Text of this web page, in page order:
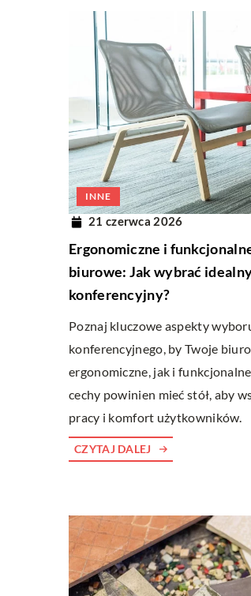
INNE
21 czerwca 2026
Ergonomiczne i
biurowe: Jak wybrać
konferencyjny?
Poznaj kluczowe aspekty
konferencyjnego, by Twoje
ergonomiczne, jak i
cechy powinien mieć stół, aby
pracy i komfort użytkowników.
CZYTAJ DALEJ